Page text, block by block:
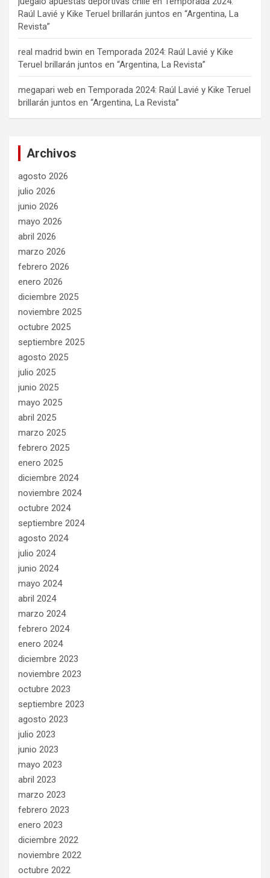
Raúl Lavié y Kike Teruel brillarán juntos en “Argentina, La
Revista”
real madrid bwin en Temporada 2024: Raúl Lavié y Kike
Teruel brillarán juntos en “Argentina, La Revista”
megapari web en Temporada 2024: Raúl Lavié y Kike Teruel
brillarán juntos en “Argentina, La Revista”
Archivos
agosto 2026
julio 2026
junio 2026
mayo 2026
abril 2026
marzo 2026
febrero 2026
enero 2026
diciembre 2025
noviembre 2025
octubre 2025
septiembre 2025
agosto 2025
julio 2025
junio 2025
mayo 2025
abril 2025
marzo 2025
febrero 2025
enero 2025
diciembre 2024
noviembre 2024
octubre 2024
septiembre 2024
agosto 2024
julio 2024
junio 2024
mayo 2024
abril 2024
marzo 2024
febrero 2024
enero 2024
diciembre 2023
noviembre 2023
octubre 2023
septiembre 2023
agosto 2023
julio 2023
junio 2023
mayo 2023
abril 2023
marzo 2023
febrero 2023
enero 2023
diciembre 2022
noviembre 2022
octubre 2022